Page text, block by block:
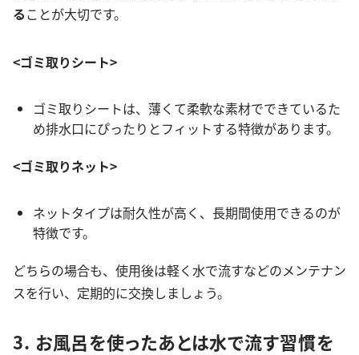
ることが大切です。
<ゴミ取りシート>
ゴミ取りシートは、薄くて柔軟な素材でできているた
め排水口にぴったりとフィットする特徴があります。
<ゴミ取りネット>
ネットタイプは耐久性が高く、長期間使用できるのが
特徴です。
どちらの場合も、使用後は軽く水で流すなどのメンテナン
スを行い、定期的に交換しましょう。
3. お風呂を使ったあとは水で流す習慣を